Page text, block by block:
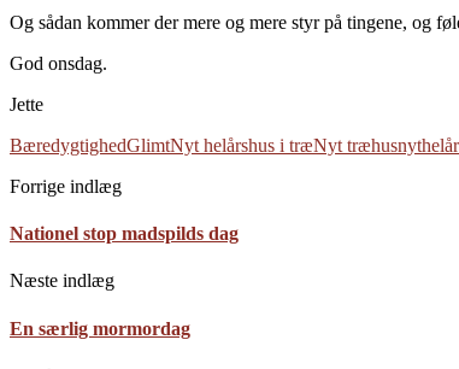
Og sådan kommer der mere og mere styr på tingene, og
God onsdag.
Jette
BæredygtighedGlimtNyt helårshus i træNyt træhus
Forrige indlæg
Nationel stop madspilds dag
Næste indlæg
En særlig mormordag